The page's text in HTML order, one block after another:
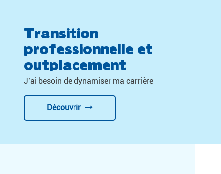
Transition
professionnelle et
outplacement
J’ai besoin de dynamiser ma carrière
Découvrir